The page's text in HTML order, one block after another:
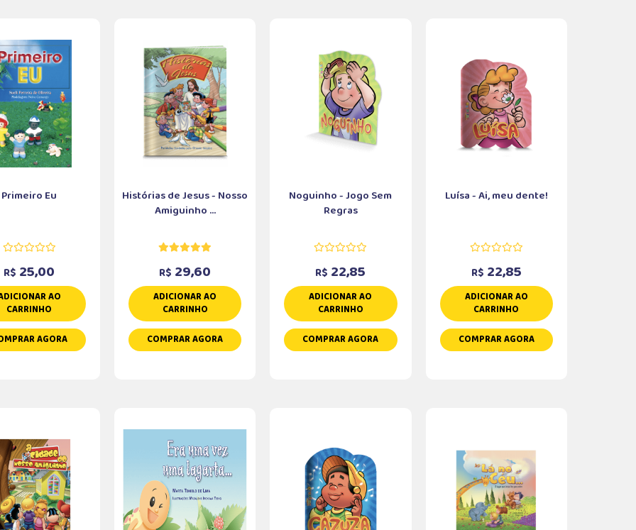
Primeiro Eu
R$ 25,00
AO
CARRINHO
AGORA
Histórias de Jesus - Nosso
Amiguinho ...
R$ 29,60
ADICIONAR AO
CARRINHO
COMPRAR AGORA
Noguinho - Jogo Sem
Regras
R$ 22,85
ADICIONAR AO
CARRINHO
COMPRAR AGORA
Luísa - Ai, meu dente!
R$ 22,85
ADICIONAR AO
CARRINHO
COMPRAR AGORA